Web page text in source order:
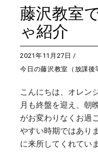
藤沢教室
ゃ紹介
2021年11月27日
今日の藤沢教室（放課後
こんにちは、オレン
月も終盤を迎え、朝
がお変わりなくお過
やすい時期ではあり
に来所してくれてい